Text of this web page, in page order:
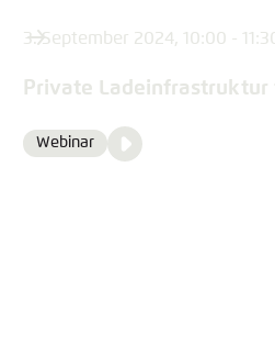
3. September 2024, 10:00 -
Private Ladeinfrastruktur
Format
Webinar
Media
Video